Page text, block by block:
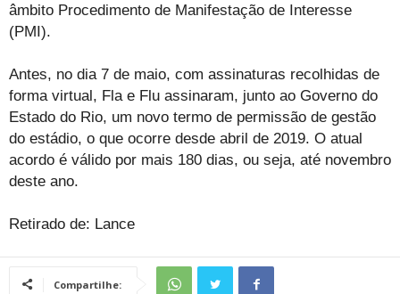
âmbito Procedimento de Manifestação de Interesse
(PMI).
Antes, no dia 7 de maio, com assinaturas recolhidas de
forma virtual, Fla e Flu assinaram, junto ao Governo do
Estado do Rio, um novo termo de permissão de gestão
do estádio, o que ocorre desde abril de 2019. O atual
acordo é válido por mais 180 dias, ou seja, até novembro
deste ano.
Retirado de: Lance
Compartilhe: